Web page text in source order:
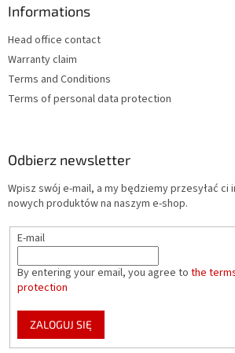
Informations
Head office contact
Warranty claim
Terms and Conditions
Terms of personal data protection
Odbierz newsletter
Wpisz swój e-mail, a my będziemy przesyłać ci
nowych produktów na naszym e-shop.
E-mail
By entering your email, you agree to the
protection
ZALOGUJ SIĘ